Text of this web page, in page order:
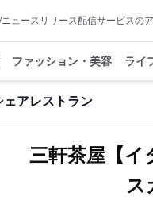
ュースリリース配信サービスの
ファッション・美容 ライ
アレストラン
三軒茶屋【イ
ス